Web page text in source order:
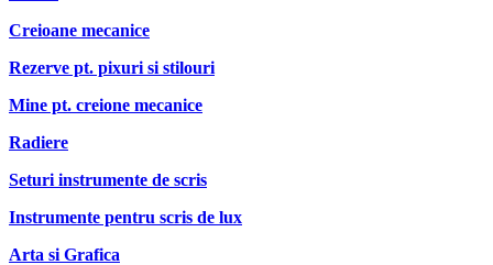
Creioane mecanice
Rezerve pt. pixuri si stilouri
Mine pt. creione mecanice
Radiere
Seturi instrumente de scris
Instrumente pentru scris de lux
Arta si Grafica